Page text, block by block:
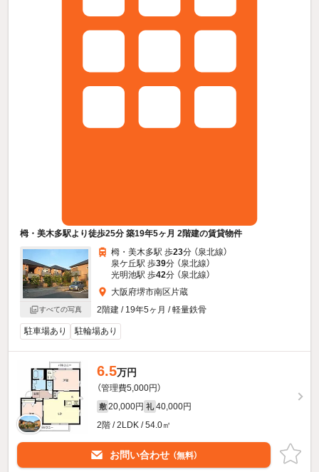
栂・美木多駅より徒歩25分 築19年5ヶ月 2階建の賃貸物件
すべての写真
栂・美木多駅 歩23分 （泉北線）
泉ケ丘駅 歩39分 （泉北線）
光明池駅 歩42分 （泉北線）
大阪府堺市南区片蔵
2階建 / 19年5ヶ月 / 軽量鉄骨
駐車場あり 駐輪場あり
6.5万円
（管理費5,000円）
敷 20,000円 礼 40,000円
2階 / 2LDK / 54.0㎡
お問い合わせ （無料）